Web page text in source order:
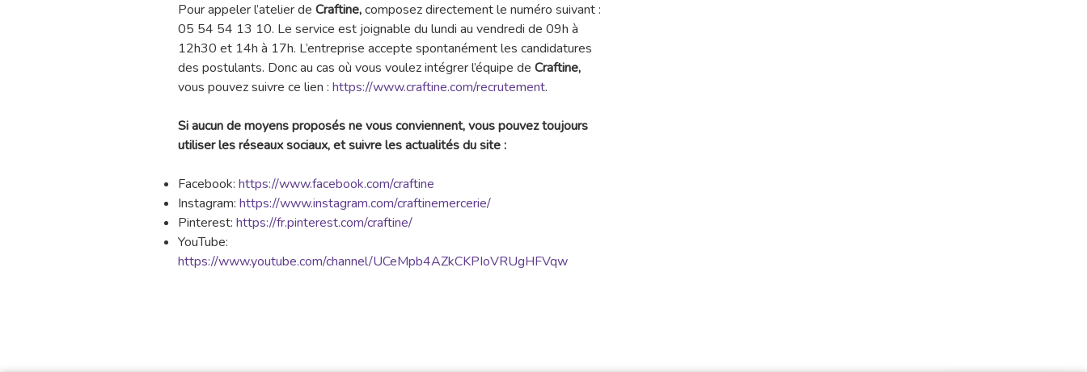
Pour appeler l’atelier de Craftine,composez directement le numéro suivant :
05 54 54 13 10. Le service est joignable du lundi au vendredi de 09h à
12h30 et 14h à 17h. L’entreprise accepte spontanément les candidatures
des postulants. Donc au cas où vous voulez intégrer l’équipe de Craftine,
vous pouvez suivre ce lien : https://www.craftine.com/recrutement.
Si aucun de moyens proposés ne vous conviennent, vous pouvez toujours
utiliser les réseaux sociaux, et suivre les actualités du site :
Facebook: https://www.facebook.com/craftine
Instagram: https://www.instagram.com/craftinemercerie/
Pinterest: https://fr.pinterest.com/craftine/
YouTube:
https://www.youtube.com/channel/UCeMpb4AZkCKPIoVRUgHFVqw